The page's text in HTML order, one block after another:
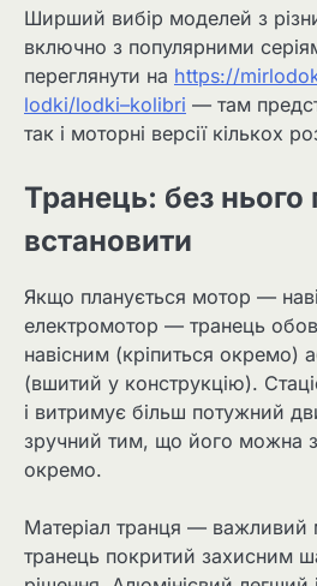
Ширший вибір моделей з
включно з популярними
переглянути на https://
lodki/lodki–kolibri — там
так і моторні версії кількох
Транець: без нього
встановити
Якщо планується мотор —
електромотор — транець
навісним (кріпиться окремо)
(вшитий у конструкцію).
і витримує більш потужний
зручний тим, що його можна
окремо.
Матеріал транця —
транець покритий захисним